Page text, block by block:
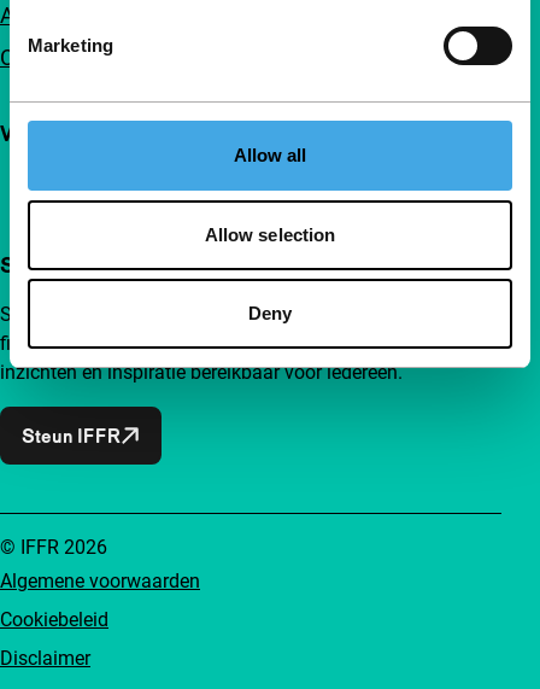
Marketing
Allow all
Allow selection
Deny
Adverteren
Contact
Volg IFFR
Steun IFFR al vanaf €4 per maand
Sluit je aan bij een groep nieuwsgierige en verbonden
filmliefhebbers. Maak onafhankelijke film, nieuwe
inzichten en inspiratie bereikbaar voor iedereen.
Steun IFFR
Algemene voorwaarden
Cookiebeleid
Disclaimer
© IFFR 2026